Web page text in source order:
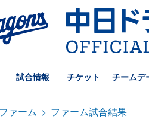
試合情報 チケット チームデ
ファーム > ファーム試合結果